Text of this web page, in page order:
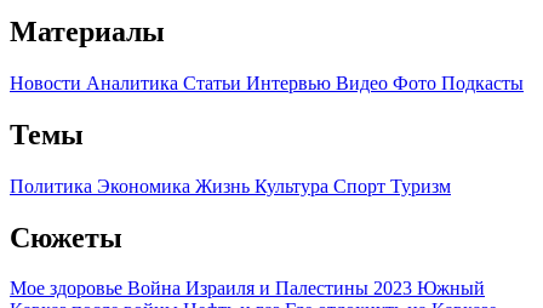
Материалы
Новости Аналитика Статьи Интервью Видео Фото Подкасты
Темы
Политика Экономика Жизнь Культура Спорт Туризм
Сюжеты
Мое здоровье Война Израиля и Палестины 2023 Южный